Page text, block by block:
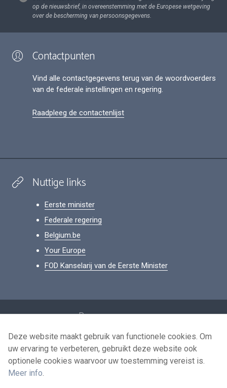
op de nieuwsbrief, in overeenstemming met de Europese wetgeving
over de bescherming van persoonsgegevens.
Contactpunten
Vind alle contactgegevens terug van de woordvoerders
van de federale instellingen en regering.
Raadpleeg de contactenlijst
Nuttige links
Eerste minister
Federale regering
Belgium.be
Your Europe
FOD Kanselarij van de Eerste Minister
Persoonsgegevens
Voorwaarden voor het hergebruik
Contacteer ons
Deze website maakt gebruik van functionele cookies. Om
uw ervaring te verbeteren, gebruikt deze website ook
optionele cookies waarvoor uw toestemming vereist is.
Meer info.